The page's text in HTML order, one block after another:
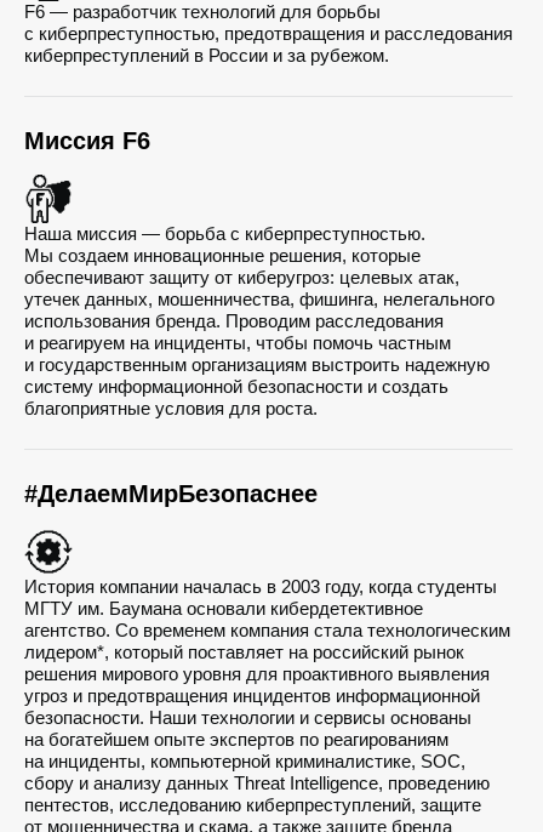
F6 — разработчик технологий для борьбы
с киберпреступностью, предотвращения и расследования
киберпреступлений в России и за рубежом.
Миссия F6
Наша миссия — борьба с киберпреступностью.
Мы создаем инновационные решения, которые
обеспечивают защиту от киберугроз: целевых атак,
утечек данных, мошенничества, фишинга, нелегального
использования бренда. Проводим расследования
и реагируем на инциденты, чтобы помочь частным
и государственным организациям выстроить надежную
систему информационной безопасности и создать
благоприятные условия для роста.
#ДелаемМирБезопаснее
История компании началась в 2003 году, когда студенты
МГТУ им. Баумана основали кибердетективное
агентство. Со временем компания стала технологическим
лидером*, который поставляет на российский рынок
решения мирового уровня для проактивного выявления
угроз и предотвращения инцидентов информационной
безопасности. Наши технологии и сервисы основаны
на богатейшем опыте экспертов по реагированиям
на инциденты, компьютерной криминалистике, SOC,
сбору и анализу данных Threat Intelligence, проведению
пентестов, исследованию киберпреступлений, защите
от мошенничества и скама, а также защите бренда